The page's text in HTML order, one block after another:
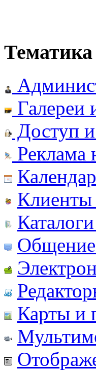
Галереи
Доступ и
Реклама
Клиенты
Общение
Карты и